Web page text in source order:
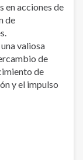
en acciones de
de
valiosa
de
de
y el impulso